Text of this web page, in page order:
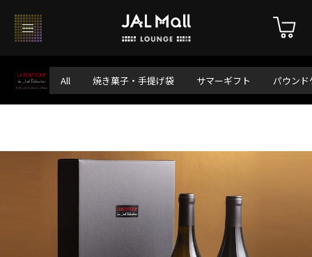
All 焼き菓子・手提げ袋 サマーギフト パウン